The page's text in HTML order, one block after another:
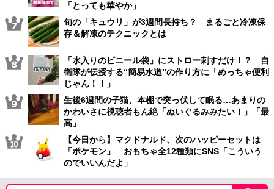
「とっても華やか」
旬の「キュウリ」が3週間長持ち？ まるごと冷凍保
存＆解凍のテクニックとは
「水入りのビニール袋」にストロー刺すだけ！？ 自
衛隊が伝授する“簡易水道”の作り方に「めっちゃ便利
じゃん！！」
生後6週間の子猫、本棚で突っ伏して眠る…あまりの
かわいさに視聴者もん絶「ぬいぐるみみたい！」「最
高」
【今日から】マクドナルド、次のハッピーセットは
「ポケモン」 おもちゃ全12種類にSNS「こういう
のでいいんだよ」